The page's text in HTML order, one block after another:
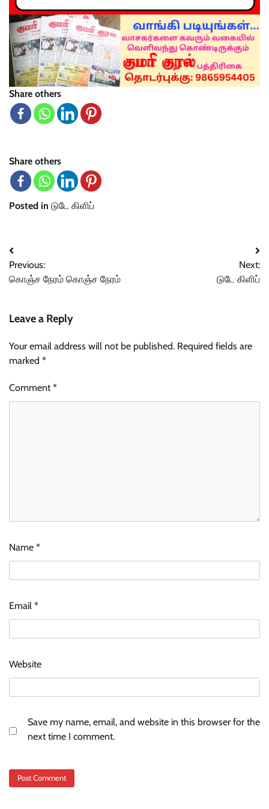
Share others
Share others
Posted in டுடே கிளிப்
Post
navigation
Previous:
கொஞ்ச நேரம் கொஞ்ச நேரம்
Next:
டுடே கிளிப்
Leave a Reply
Your email address will not be published. Required fields are
marked *
Comment*
Name *
Email *
Website
Save my name, email, and website in this browser for the
next time I comment.